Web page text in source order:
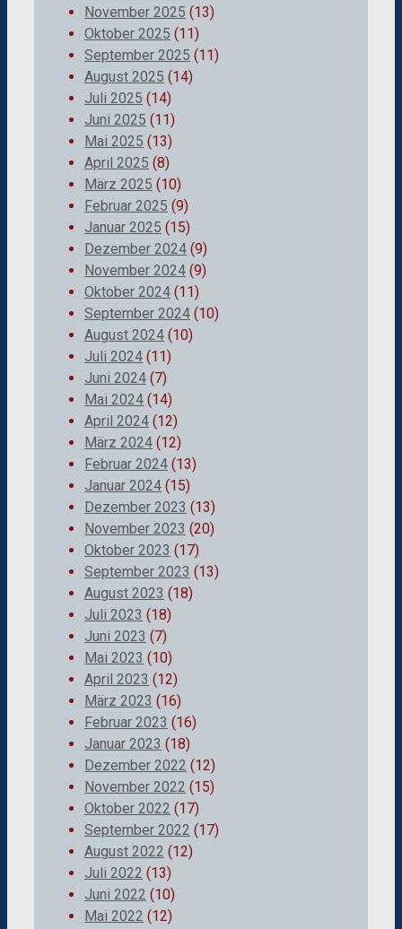
November 2025 (13)
Oktober 2025 (11)
September 2025 (11)
August 2025 (14)
Juli 2025 (14)
Juni 2025 (11)
Mai 2025 (13)
April 2025 (8)
März 2025 (10)
Februar 2025 (9)
Januar 2025 (15)
Dezember 2024 (9)
November 2024 (9)
Oktober 2024 (11)
September 2024 (10)
August 2024 (10)
Juli 2024 (11)
Juni 2024 (7)
Mai 2024 (14)
April 2024 (12)
März 2024 (12)
Februar 2024 (13)
Januar 2024 (15)
Dezember 2023 (13)
November 2023 (20)
Oktober 2023 (17)
September 2023 (13)
August 2023 (18)
Juli 2023 (18)
Juni 2023 (7)
Mai 2023 (10)
April 2023 (12)
März 2023 (16)
Februar 2023 (16)
Januar 2023 (18)
Dezember 2022 (12)
November 2022 (15)
Oktober 2022 (17)
September 2022 (17)
August 2022 (12)
Juli 2022 (13)
Juni 2022 (10)
Mai 2022 (12)